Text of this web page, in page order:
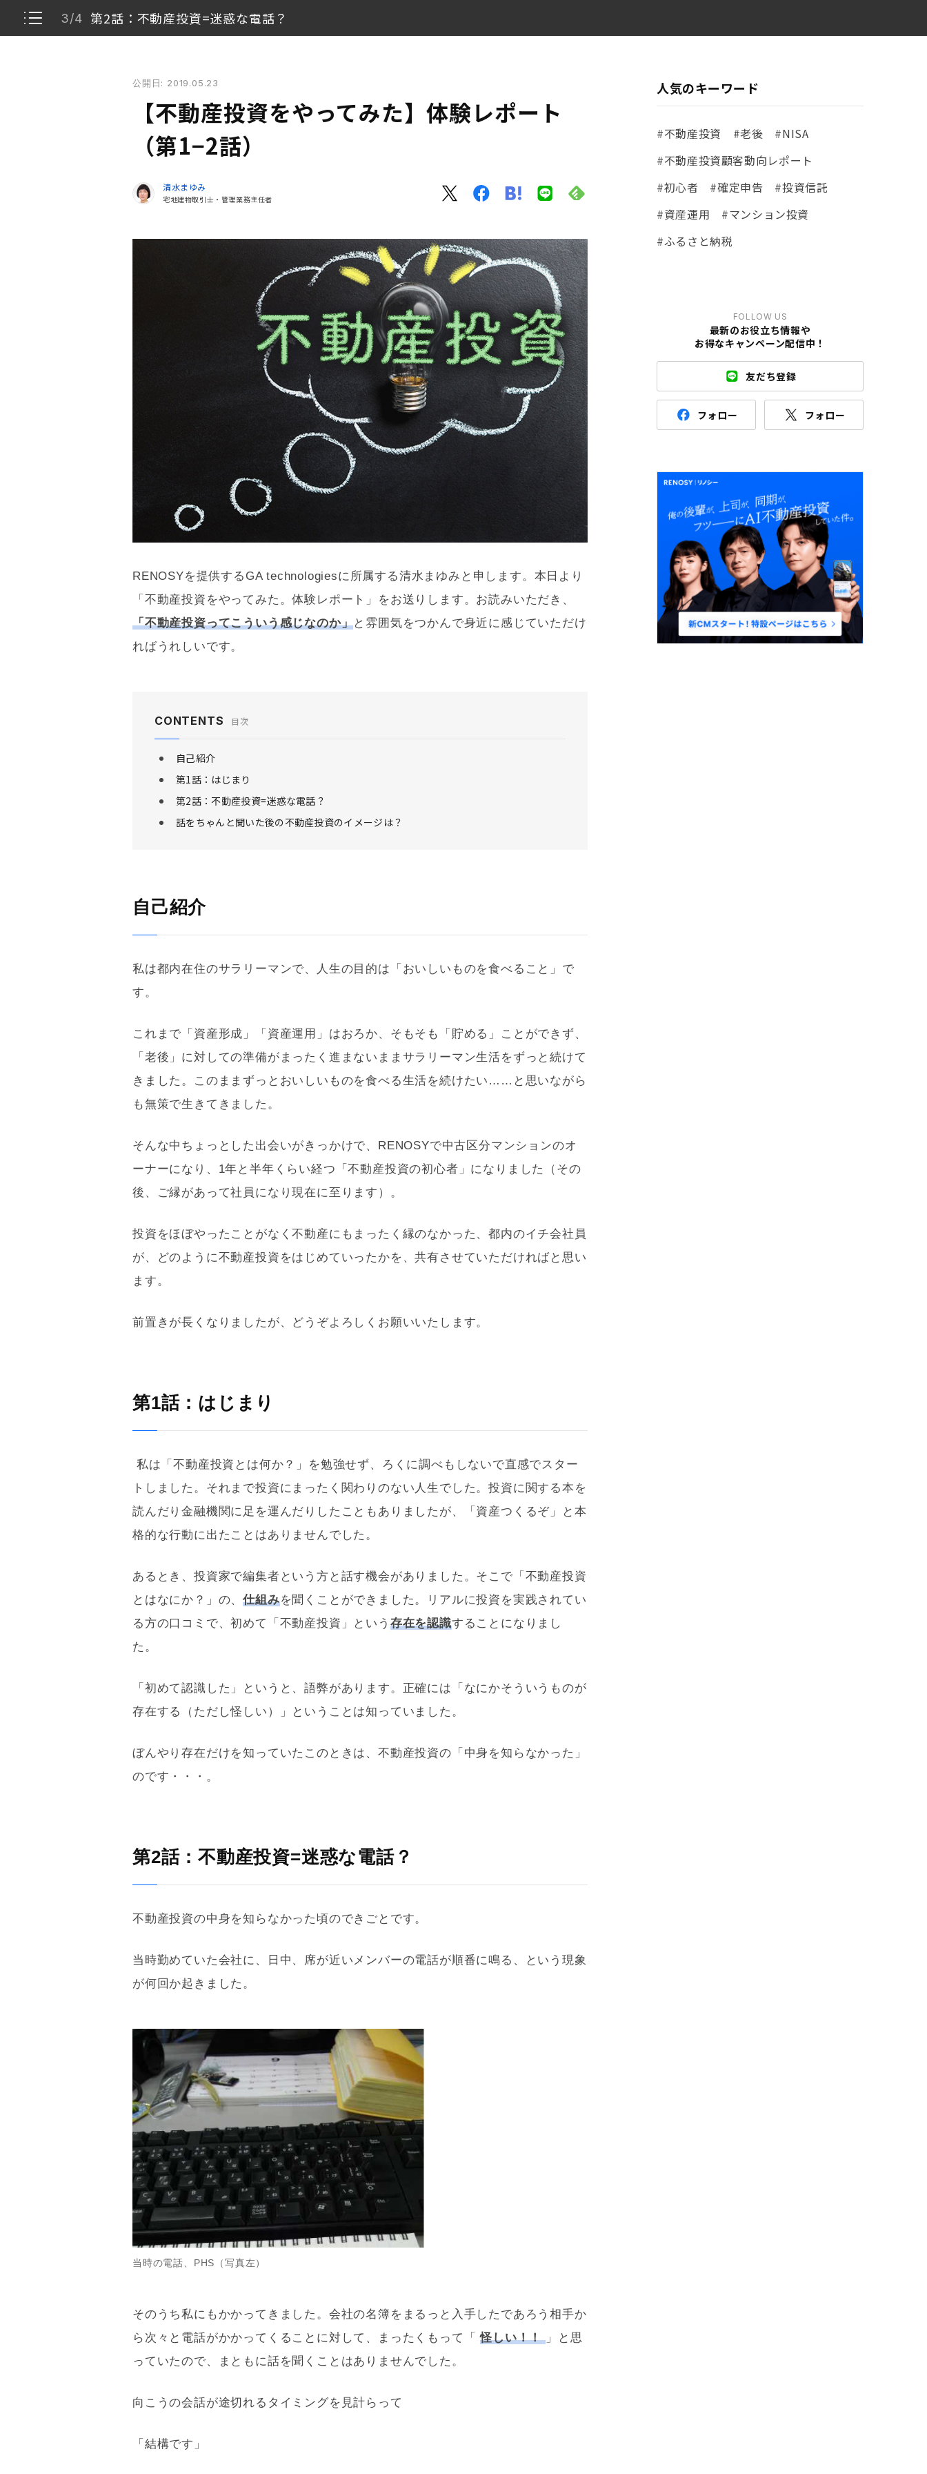
3/4 第2話：不動産投資=迷惑な電話？
話をちゃんと聞いた後の不動産投資のイメージは？
公開日: 2019.05.23
【不動産投資をやってみた】体験レポート
（第1−2話）
清水まゆみ
宅地建物取引士・管理業務主任者
RENOSYを提供するGA technologiesに所属する清水まゆみと申します。本日より
「不動産投資をやってみた。体験レポート」をお送りします。お読みいただき、
「不動産投資ってこういう感じなのか」と雰囲気をつかんで身近に感じていただけ
ればうれしいです。
CONTENTS 目次
自己紹介
第1話：はじまり
第2話：不動産投資=迷惑な電話？
話をちゃんと聞いた後の不動産投資のイメージは？
自己紹介
私は都内在住のサラリーマンで、人生の目的は「おいしいものを食べること」で
す。
これまで「資産形成」「資産運用」はおろか、そもそも「貯める」ことができず、
「老後」に対しての準備がまったく進まないままサラリーマン生活をずっと続けて
きました。このままずっとおいしいものを食べる生活を続けたい……と思いながら
も無策で生きてきました。
そんな中ちょっとした出会いがきっかけで、RENOSYで中古区分マンションのオ
ーナーになり、1年と半年くらい経つ「不動産投資の初心者」になりました（その
後、ご縁があって社員になり現在に至ります）。
投資をほぼやったことがなく不動産にもまったく縁のなかった、都内のイチ会社員
が、どのように不動産投資をはじめていったかを、共有させていただければと思い
ます。
前置きが長くなりましたが、どうぞよろしくお願いいたします。
第1話：はじまり
私は「不動産投資とは何か？」を勉強せず、ろくに調べもしないで直感でスター
トしました。それまで投資にまったく関わりのない人生でした。投資に関する本を
読んだり金融機関に足を運んだりしたこともありましたが、「資産つくるぞ」と本
格的な行動に出たことはありませんでした。
あるとき、投資家で編集者という方と話す機会がありました。そこで「不動産投資
とはなにか？」の、仕組みを聞くことができました。リアルに投資を実践されてい
る方の口コミで、初めて「不動産投資」という 存在を認識することになりまし
た。
「初めて認識した」というと、語弊があります。正確には「なにかそういうものが
存在する（ただし怪しい）」ということは知っていました。
ぼんやり存在だけを知っていたこのときは、不動産投資の「中身を知らなかった」
のです・・・。
第2話：不動産投資=迷惑な電話？
不動産投資の中身を知らなかった頃のできごとです。
当時勤めていた会社に、日中、席が近いメンバーの電話が順番に鳴る、という現象
が何回か起きました。
当時の電話、PHS（写真左）
そのうち私にもかかってきました。会社の名簿をまるっと入手したであろう相手か
ら次々と電話がかかってくることに対して、まったくもって「怪しい！！ 」と思
っていたので、まともに話を聞くことはありませんでした。
向こうの会話が途切れるタイミングを見計らって
「結構です」
人気のキーワード
#不動産投資 #老後
#NISA
#不動産投資顧客動向レポート
#初心者
#確定申告
#投資信託
#資産運用
#マンション投資
#ふるさと納税
FOLLOW US
最新のお役立ち情報や
お得なキャンペーン配信中！
友だち登録
フォロー フォロー